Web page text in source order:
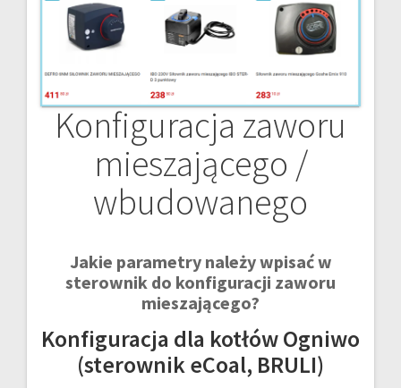
Konfiguracja zaworu
mieszającego /
wbudowanego
Jakie parametry należy wpisać w
sterownik do konfiguracji zaworu
mieszającego?
Konfiguracja dla kotłów Ogniwo
(sterownik eCoal, BRULI)